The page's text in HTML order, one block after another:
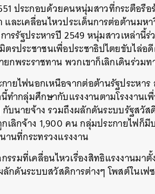
ประกอบด้วยคนหนุ่มสาวที่กระตือรือ
ละเคลื่อนไหวประเด็นการต่อต้านมห
รรัฐประหารปี 2549 หนุ่มสาวเหล่านี้
รประชาชนเพื่อประชาธิปไตยขับไล่
กพระราชทาน พวกเขาก็เลิกเดินร่วมท
กายไฟนอกเหนือจากต่อต้านรัฐประหา
ำกลุ่มศึกษากับแรงงานตามโรงงานเ
บนายจ้าง รวมถึงผลักดันระบบรัฐสวัส
เลิกจ้าง 1,900 คน กลุ่มประกายไฟก็
นที่กระทรวงแรงงาน
รมที่เคลื่อนไหวเรื่องสิทธิแรงงานมา
ลักดันระบบสวัสดิการต่างๆ โพสต์ในเ